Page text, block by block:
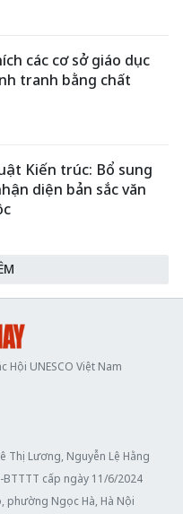
các cơ sở giáo dục
tranh bằng chất
Kiến trúc: Bổ sung
diện bản sắc văn
Hội UNESCO Việt Nam
Thị Lương, Nguyễn Lệ Hằng
cấp ngày 11/6/2024
phường Ngọc Hà, Hà Nội